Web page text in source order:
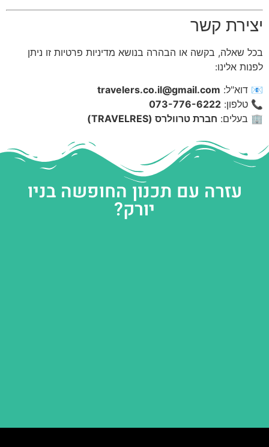
יצירת קשר
בכל שאלה, בקשה או הבהרה בנושא מדיניות פרטיות זו ניתן
לפנות אלינו:
📧 דוא"ל: travelers.co.il@gmail.com
📞 טלפון: 073-776-6222
🏢 בעלים: חברת טרוולרס (TRAVELRES)
עזרה עם תכנון החופשה בניו
יורק?